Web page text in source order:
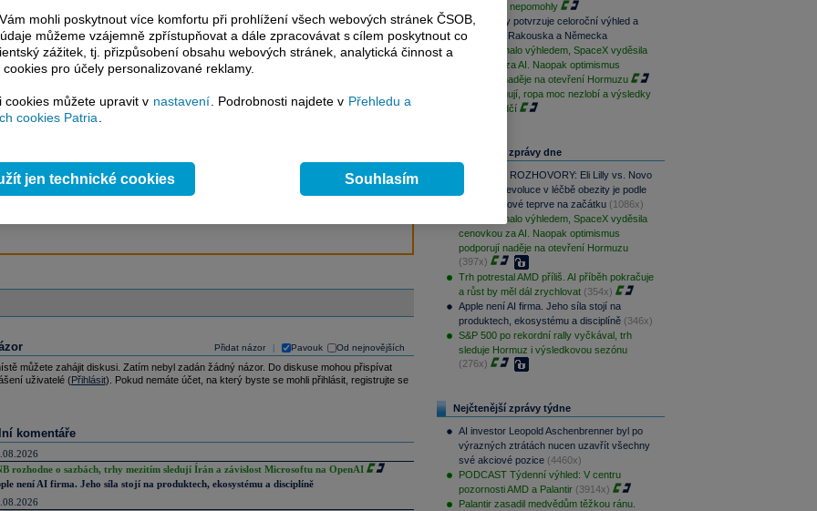
placeného informačního servisu získáte
kekompletnímu zpravodajství
bez jakýchkoliv omezení. Veškeré
komentáře a horké zprávy jsou
a v plné verzi.
mailovézpravodajství,dataz finančních trhů v reálném čase, kompletní
servis, rozsáhlédatabáze
prognózy
avaluace, ekonomickéfundamenty kalkulátory...více
Přidat názor Pavouk Od nejnovějších
můžete zahájit diskusi. Zatím nebyl zadán žádný názor. Do diskuse mohou přispívat
uživatelé (Přihlásit). Pokud nemáte účet, na který byste se mohli přihlásit, registrujte se
komentáře
rozhodne o sazbách, trhy mezitím sledují Írán a závislost Microsoftu na OpenAI
není AI firma. Jeho síla stojí na produktech, ekosystému a disciplíně
sentimentu nepomohly
Bezvavlasy potvrzuje celoroční výhled a
vstoupí do Rakouska a Německa
AMD zklamalo výhledem, SpaceX vyděsila
cenovkou za AI. Naopak optimismus
podporují naděje na otevření Hormuzu
Techy fungují, ropa moc nezlobí a výsledky
trhům svědčí
Nejčtenější zprávy dne
PODCAST ROZHOVORY: Eli Lilly vs. Novo
Nordisk. Revoluce v léčbě obezity je podle
MUDr. Kunové teprve na začátku (1086x)
AMD zklamalo výhledem, SpaceX vyděsila
cenovkou za AI. Naopak optimismus
podporují naděje na otevření Hormuzu
(397x)
Trh potrestal AMD příliš. AI příběh pokračuje
a růst by měl dál zrychlovat (354x)
Apple není AI firma. Jeho síla stojí na
produktech, ekosystému a disciplíně (346x)
S&P 500 po rekordní rally vyčkával, trh
sleduje Hormuz i výsledkovou sezónu
(276x)
Nejčtenější zprávy týdne
AI investor Leopold Aschenbrenner byl po
výrazných ztrátách nucen uzavřít všechny
své akciové pozice (4460x)
PODCAST Týdenní výhled: V centru
pozornosti AMD a Palantir (3914x)
Palantir zasadil medvědům těžkou ránu.
mohli poskytnout více komfortu při prohlížení všech webových stránek ČSOB,
můžeme vzájemně zpřístupňovat a dále zpracovávat s cílem poskytnout co
zážitek, tj. přizpůsobení obsahu webových stránek, analytická činnost a
pro účely personalizované reklamy.
cookies můžete upravit v nastavení . Podrobnosti najdete v Přehledu a
cookies Patria
jen technické cookies Souhlasím